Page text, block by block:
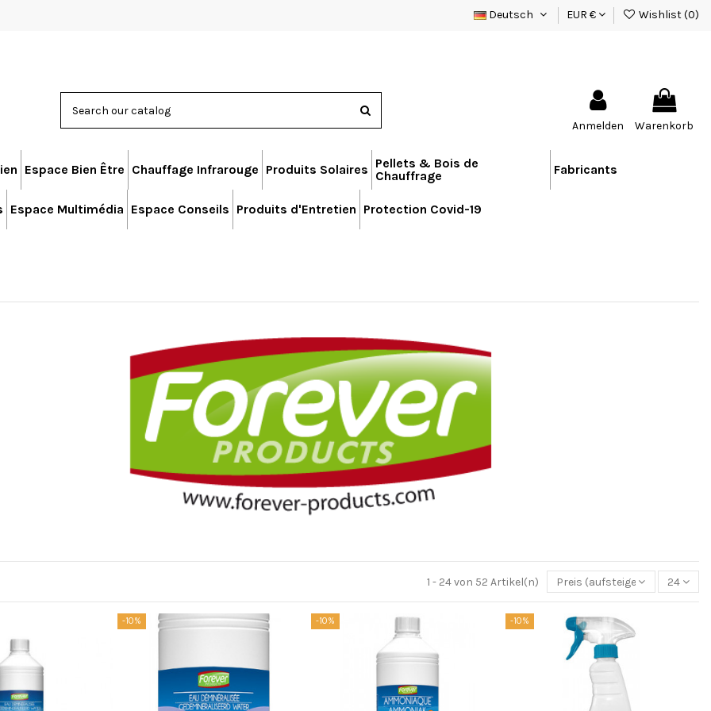
Deutsch EUR € Wishlist (0)
Anmelden Warenkorb
Espace Bien Être Chauffage Infrarouge Produits Solaires Pellets & Bois de
Chauffrage
Fabricants
Espace Multimédia Espace Conseils Produits d'Entretien Protection Covid-19
1 - 24 von 52 Artikel(n) Preis (aufsteigend) 24
-10% -10% -10%